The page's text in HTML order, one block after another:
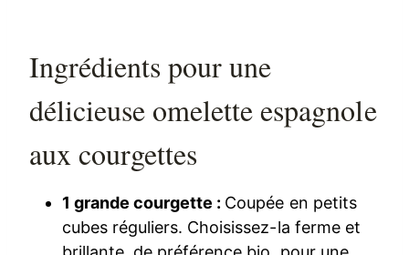
Ingrédients pour une
délicieuse omelette espagnole
aux courgettes
1 grande courgette : Coupée en petits
cubes réguliers. Choisissez-la ferme et